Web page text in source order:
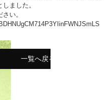
ました。
い。
一覧へ戻る